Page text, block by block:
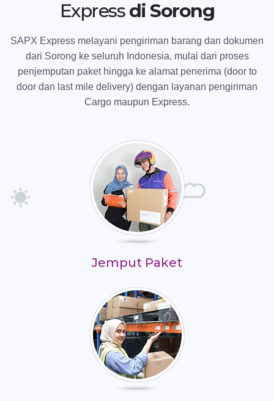
Expressdi Sorong
SAPX Express melayani pengiriman barang dan dokumen
dari Sorong ke seluruh Indonesia, mulai dari proses
penjemputan paket hingga ke alamat penerima (door to
door dan last mile delivery) dengan layanan pengiriman
Cargo maupun Express.
Jemput Paket